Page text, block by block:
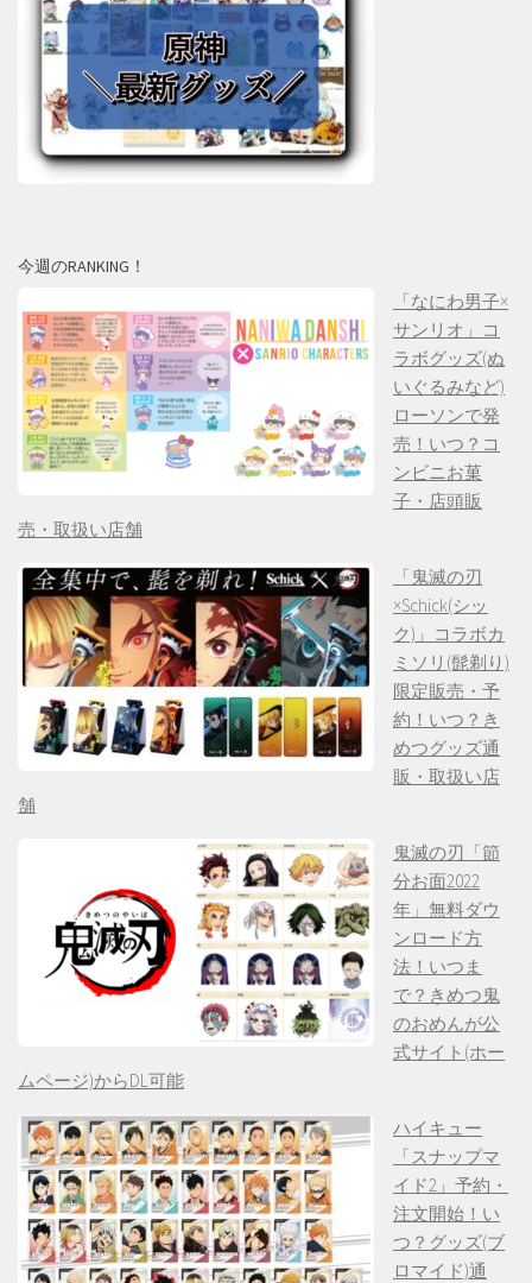
今週のRANKING！
「なにわ男子×
サンリオ」コ
ラボグッズ(ぬ
いぐるみなど)
ローソンで発
売！いつ？コ
ンビニお菓
子・店頭販
売・取扱い店舗
「鬼滅の刃
×Schick(シッ
ク)」コラボカ
ミソリ(髭剃り)
限定販売・予
約！いつ？き
めつグッズ通
販・取扱い店
舗
鬼滅の刃「節
分お面2022
年」無料ダウ
ンロード方
法！いつま
で？きめつ鬼
のおめんが公
式サイト(ホー
ムページ)からDL可能
ハイキュー
「スナップマ
イド2」予約・
注文開始！い
つ？グッズ(ブ
ロマイド)通